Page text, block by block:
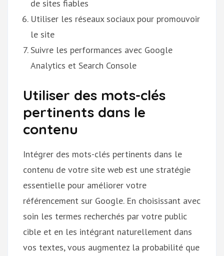
de sites fiables
Utiliser les réseaux sociaux pour promouvoir
le site
Suivre les performances avec Google
Analytics et Search Console
Utiliser des mots-clés
pertinents dans le
contenu
Intégrer des mots-clés pertinents dans le
contenu de votre site web est une stratégie
essentielle pour améliorer votre
référencement sur Google. En choisissant avec
soin les termes recherchés par votre public
cible et en les intégrant naturellement dans
vos textes, vous augmentez la probabilité que